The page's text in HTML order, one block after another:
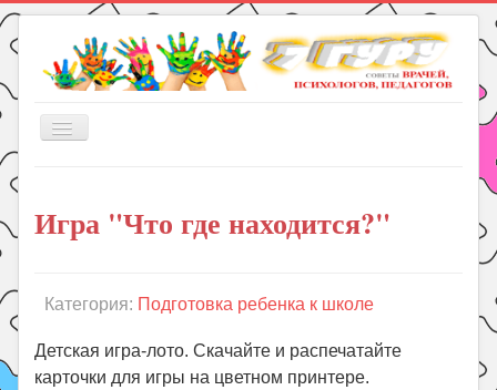
Включить/
Книги
Подготовка к школе
Игра "Что где находится?"
Категория: Подготовка ребенка к школе
Детская игра-лото. Скачайте и распечатайте
карточки для игры на цветном принтере.